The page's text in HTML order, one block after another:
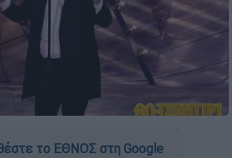
το ΕΘΝΟΣ στη Google